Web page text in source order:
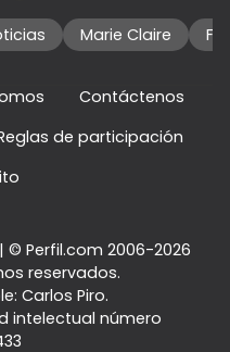
Marie Claire
Contáctenos
de participación
| © Perfil.com 2006-2026
reservados.
Carlos Piro.
intelectual número